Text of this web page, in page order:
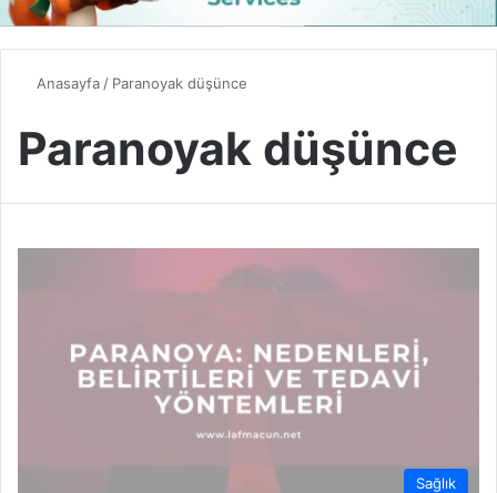
Anasayfa/ Paranoyak düşünce
Paranoyak düşünce
Sağlık